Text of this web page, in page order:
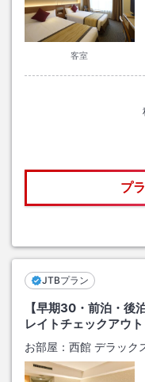
客室
プ
JTBプラン
【早期30・前泊・後
レイトチェックアウ
お部屋： 西館 デラック